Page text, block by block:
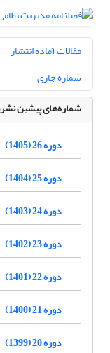
مقالات آماده انتشار
شماره جاری
شماره‌های پیشین
دوره 26 (1405)
دوره 25 (1404)
دوره 24 (1403)
دوره 23 (1402)
دوره 22 (1401)
دوره 21 (1400)
دوره 20 (1399)